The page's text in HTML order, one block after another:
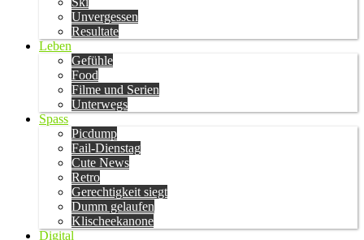
Unvergessen
Resultate
Leben
Gefühle
Food
Filme und Serien
Unterwegs
Spass
Picdump
Fail-Dienstag
Cute News
Retro
Gerechtigkeit siegt
Dumm gelaufen
Klischeekanone
Digital